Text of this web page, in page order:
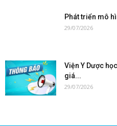
Phát triển mô
29/07/2026
Viện Y Dược
giá...
29/07/2026